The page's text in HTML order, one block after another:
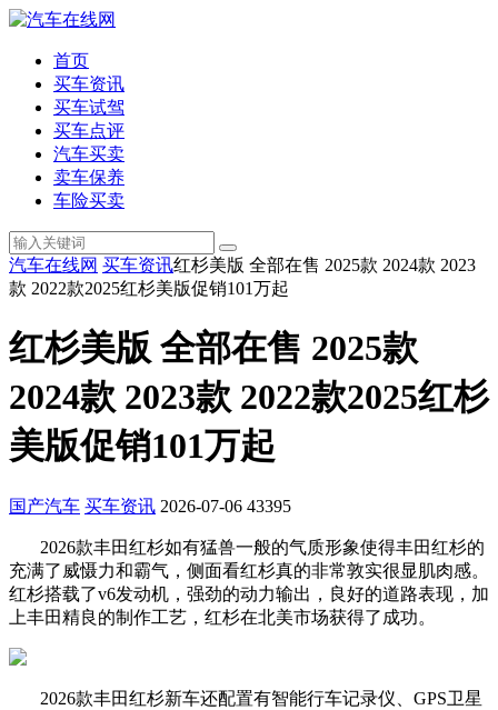
首页
买车资讯
买车试驾
买车点评
汽车买卖
卖车保养
车险买卖
汽车在线网 买车资讯红杉美版 全部在售 2025款 2024款 2023
款 2022款2025红杉美版促销101万起
红杉美版 全部在售 2025款
2024款 2023款 2022款2025红杉
美版促销101万起
国产汽车 买车资讯 2026-07-06 43395
2026款丰田红杉如有猛兽一般的气质形象使得丰田红杉的
充满了威慑力和霸气，侧面看红杉真的非常敦实很显肌肉感。
红杉搭载了v6发动机，强劲的动力输出，良好的道路表现，加
上丰田精良的制作工艺，红杉在北美市场获得了成功。
2026款丰田红杉新车还配置有智能行车记录仪、GPS卫星